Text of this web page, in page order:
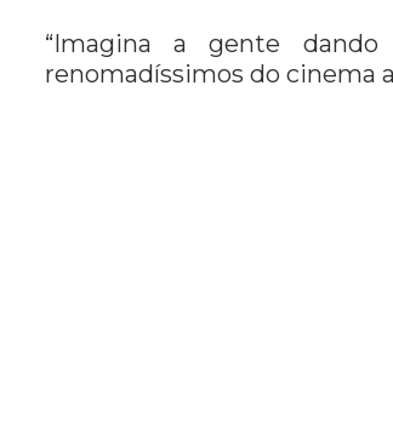
“Imagina a gente
renomadíssimos do cinema